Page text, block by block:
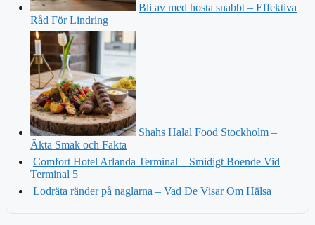
Bli av med hosta snabbt – Effektiva
Råd För Lindring
Shahs Halal Food Stockholm –
Äkta Smak och Fakta
Comfort Hotel Arlanda Terminal – Smidigt Boende Vid
Terminal 5
Lodräta ränder på naglarna – Vad De Visar Om Hälsa